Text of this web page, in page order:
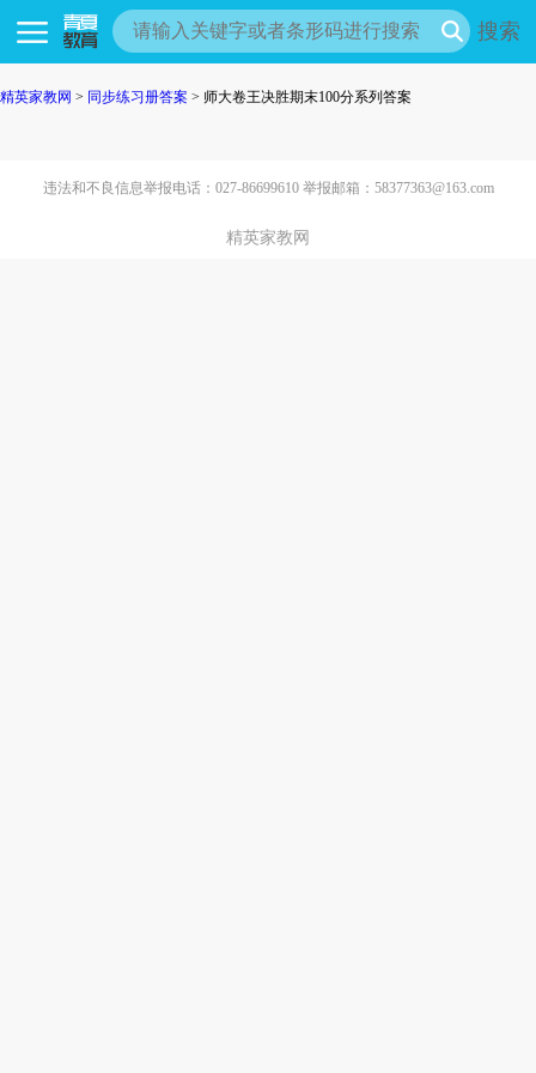
搜索
精英家教网 > 同步练习册答案 > 师大卷王决胜期末100分系列答案
违法和不良信息举报电话：027-86699610 举报邮箱：58377363@163.com
精英家教网